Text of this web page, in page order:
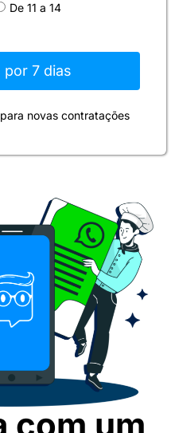
De 11 a 14
7 dias
novas contratações
com um